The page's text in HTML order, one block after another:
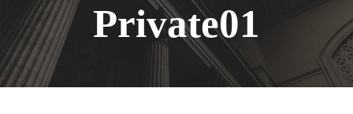
Private01